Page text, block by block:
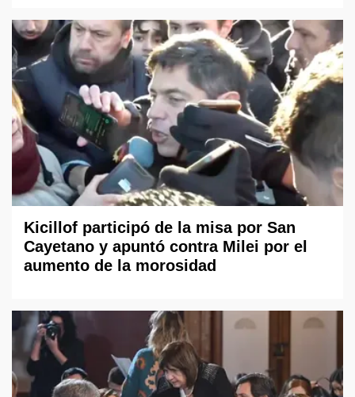
Kicillof participó de la misa por San
Cayetano y apuntó contra Milei por el
aumento de la morosidad